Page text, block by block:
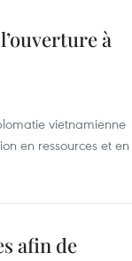
à
vietnamienne
en ressources et en
afin de